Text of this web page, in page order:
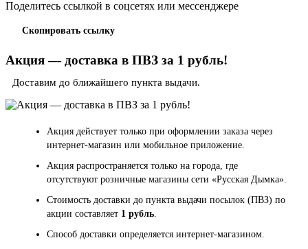
Поделитесь ссылкой в соцсетях или мессенджере
Скопировать ссылку
Акция — доставка в ПВЗ за 1 рубль!
Доставим до ближайшего пункта выдачи.
Акция действует только при оформлении заказа через
интернет-магазин или мобильное приложение.
Акция распространяется только на города, где
отсутствуют розничные магазины сети «Русская Дымка».
Стоимость доставки до пункта выдачи посылок (ПВЗ) по
акции составляет 1 рубль.
Способ доставки определяется интернет-магазином.